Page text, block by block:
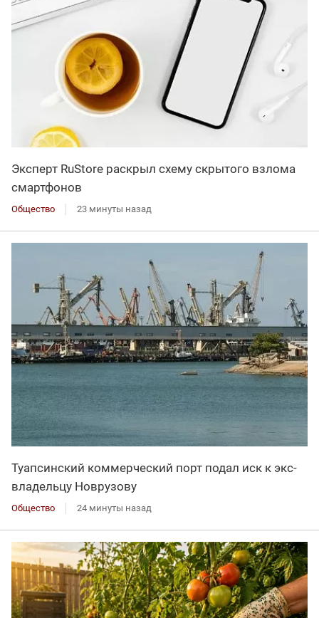
Эксперт RuStore раскрыл схему скрытого взлома
смартфонов
Общество 23 минуты назад
Туапсинский коммерческий порт подал иск к экс-
владельцу Новрузову
Общество 24 минуты назад